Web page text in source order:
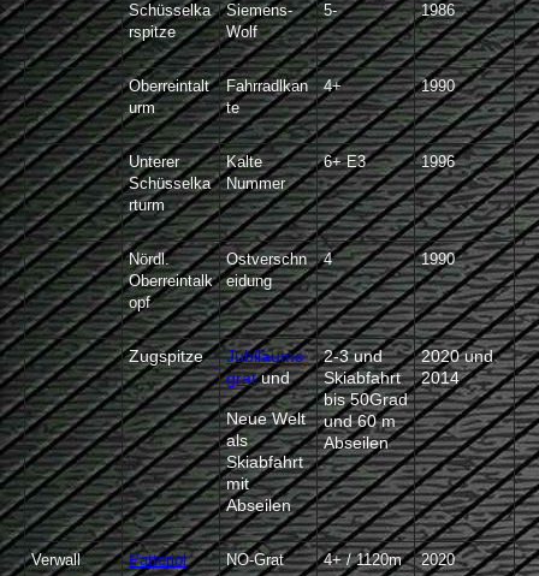
Schüsselka
rspitze
Siemens-
Wolf
5- 1986
Oberreintalt
urm
Fahrradlkan
te
4+ 1990
Unterer
Schüsselka
rturm
Kalte
Nummer
6+ E3 1996
Nördl.
Oberreintalk
opf
Ostverschn
eidung
4 1990
Zugspitze
Jubiläums
gratund
Neue Welt
als
Skiabfahrt
mit
Abseilen
2-3 und
Skiabfahrt
bis 50Grad
und 60 m
Abseilen
2020 und
2014
Verwall Patteriol NO-Grat 4+ / 1120m 2020